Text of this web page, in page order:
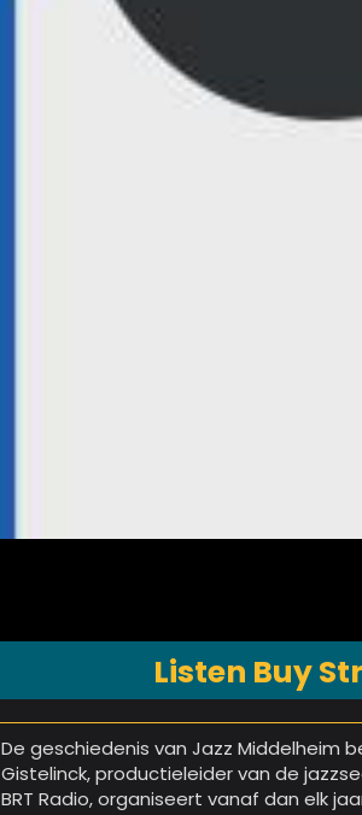
Listen Buy
De geschiedenis van Jazz Middelheim
Gistelinck, productieleider van de
BRT Radio, organiseert vanaf dan elk